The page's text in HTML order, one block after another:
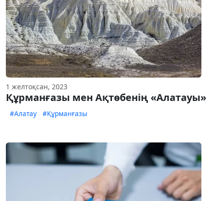
1 желтоқсан, 2023
Құрманғазы мен Ақтөбенің «Алатауы»
#Алатау #Құрманғазы